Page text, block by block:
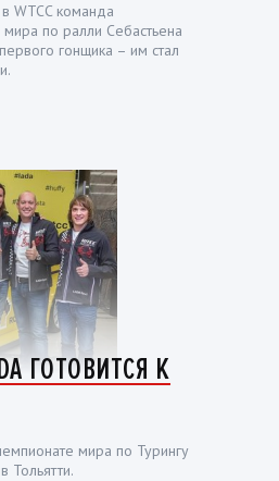
WTCC команда
по ралли Себастьена
гонщика – им стал
ГОТОВИТСЯ К
мира по Турингу
Тольятти.